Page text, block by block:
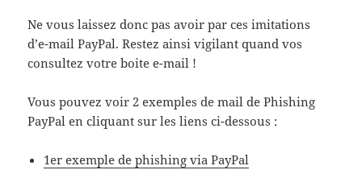
Ne vous laissez donc pas avoir par ces imitations
d’e-mail PayPal. Restez ainsi vigilant quand vos
consultez votre boite e-mail !
Vous pouvez voir 2 exemples de mail de Phishing
PayPal en cliquant sur les liens ci-dessous :
1er exemple de phishing via PayPal